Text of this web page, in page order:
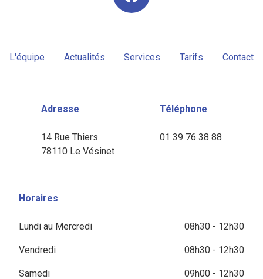
L'équipe Actualités Services Tarifs Contact
Adresse
14 Rue Thiers
78110 Le Vésinet
Téléphone
01 39 76 38 88
Horaires
Lundi au Mercredi 08h30 - 12h30
Vendredi 08h30 - 12h30
Samedi 09h00 - 12h30